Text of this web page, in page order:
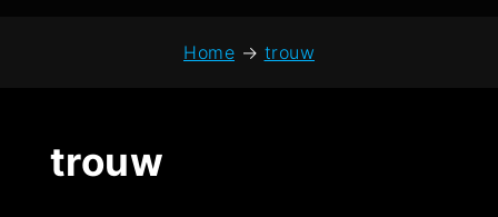
Home → trouw
trouw